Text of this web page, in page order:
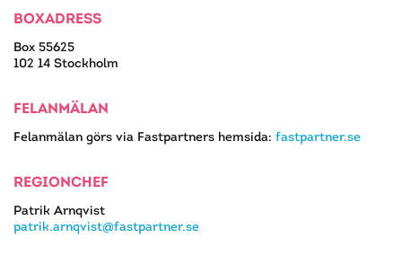
BOXADRESS
Box 55625
102 14 Stockholm
FELANMÄLAN
Felanmälan görs via Fastpartners hemsida: fastpartner.se
REGIONCHEF
Patrik Arnqvist
patrik.arnqvist@fastpartner.se